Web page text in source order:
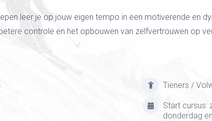
leer je op jouw eigen tempo in een motiverende en
controle en het opbouwen van zelfvertrouwen op
Tieners /
Start cursus:
donderdag